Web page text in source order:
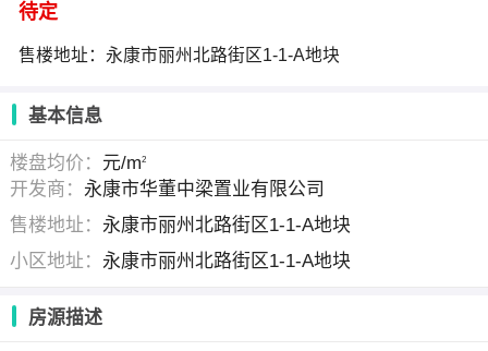
待定
售楼地址：永康市丽州北路街区1-1-A地块
基本信息
楼盘均价： 元/m2
开发商： 永康市华董中梁置业有限公司
售楼地址： 永康市丽州北路街区1-1-A地块
小区地址： 永康市丽州北路街区1-1-A地块
房源描述